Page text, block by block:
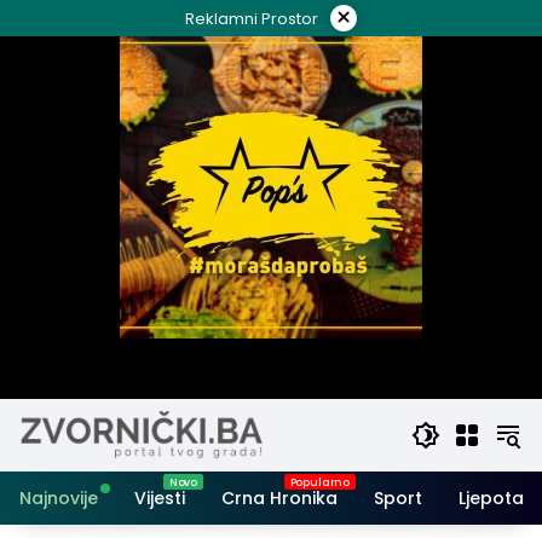
to
Reklamni Prostor ×
Najnovije Vijesti Crna Hronika Sport Ljepota i